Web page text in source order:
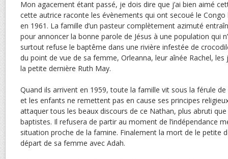
Mon agacement étant passé, je dois dire que j’ai bien aimé
cette autrice raconte les évènements qui ont secoué le
en 1961. La famille d’un pasteur complètement azimuté
pour annoncer la bonne parole de Jésus à une population qui
surtout refuse le baptême dans une rivière infestée de
du point de vue de sa femme, Orleanna, leur aînée Rachel,
la petite dernière Ruth May.
Quand ils arrivent en 1959, toute la famille vit sous la férule
et les enfants ne remettent pas en cause ses principes
attaquer tous les beaux discours de ce Nathan, plus abruti
baptistes. Il refusera de partir au moment de l’indépendance
situation proche de la famine. Finalement la mort de le petite
départ de sa femme avec Adah.